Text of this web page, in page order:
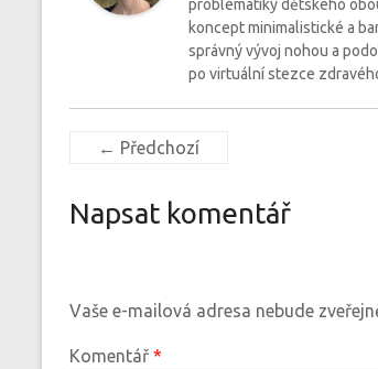
problematiky dětského
koncept minimalistické a
správný vývoj nohou a
po virtuální stezce
← Předchozí
Napsat komentář
Vaše e-mailová adresa nebude
Komentář *